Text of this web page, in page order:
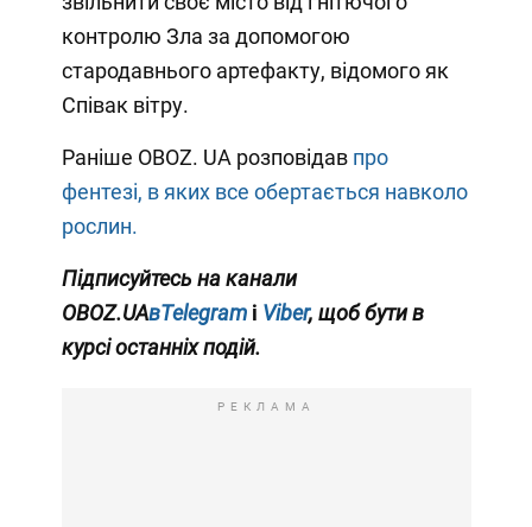
контролю Зла за допомогою
стародавнього артефакту, відомого як
Співак вітру.
Раніше OBOZ. UA розповідавпро
фентезі, в яких все обертається навколо
рослин.
Підписуйтесь на канали
OBOZ.UAвTelegramі Viber, щоб бути в
курсі останніх подій.
РЕКЛАМА